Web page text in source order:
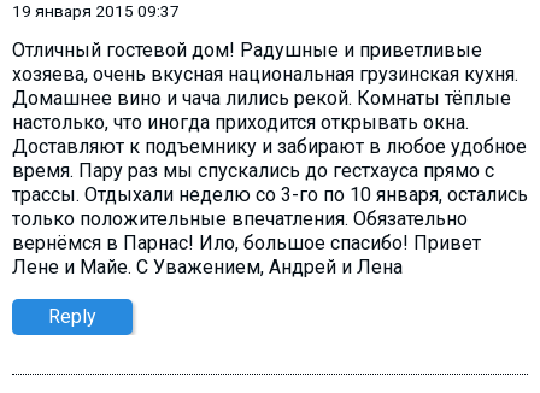
19 января 2015 09:37
Отличный гостевой дом! Радушные и приветливые
хозяева, очень вкусная национальная грузинская кухня.
Домашнее вино и чача лились рекой. Комнаты тёплые
настолько, что иногда приходится открывать окна.
Доставляют к подъемнику и забирают в любое удобное
время. Пару раз мы спускались до гестхауса прямо с
трассы. Отдыхали неделю со 3-го по 10 января, остались
только положительные впечатления. Обязательно
вернёмся в Парнас! Ило, большое спасибо! Привет
Лене и Майе. С Уважением, Андрей и Лена
Reply